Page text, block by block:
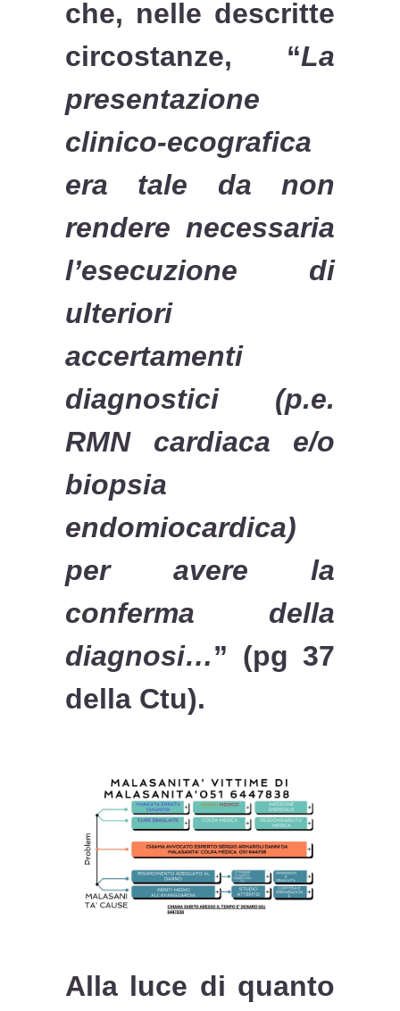
che, nelle descritte
circostanze, “La
presentazione
clinico-ecografica
era tale da non
rendere necessaria
l’esecuzione di
ulteriori
accertamenti
diagnostici (p.e.
RMN cardiaca e/o
biopsia
endomiocardica)
per avere la
conferma della
diagnosi…” (pg 37
della Ctu).
Alla luce di quanto